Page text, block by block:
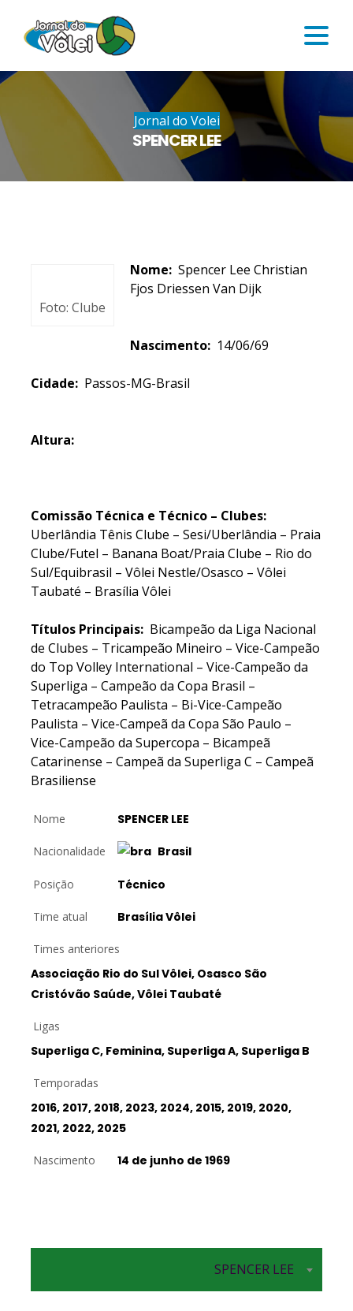
Jornal do Volei
SPENCER LEE
Foto: Clube
Nome: Spencer Lee Christian
Fjos Driessen Van Dijk
Nascimento: 14/06/69
Cidade: Passos-MG-Brasil
Altura:
Comissão Técnica e Técnico – Clubes:
Uberlândia Tênis Clube – Sesi/Uberlândia – Praia
Clube/Futel – Banana Boat/Praia Clube – Rio do
Sul/Equibrasil – Vôlei Nestle/Osasco – Vôlei
Taubaté – Brasília Vôlei
Títulos Principais: Bicampeão da Liga Nacional
de Clubes – Tricampeão Mineiro – Vice-Campeão
do Top Volley International – Vice-Campeão da
Superliga – Campeão da Copa Brasil –
Tetracampeão Paulista – Bi-Vice-Campeão
Paulista – Vice-Campeã da Copa São Paulo –
Vice-Campeão da Supercopa – Bicampeã
Catarinense – Campeã da Superliga C – Campeã
Brasiliense
Nome SPENCER LEE
Nacionalidade Brasil
Posição Técnico
Time atual Brasília Vôlei
Times anteriores
Associação Rio do Sul Vôlei, Osasco São
Cristóvão Saúde, Vôlei Taubaté
Ligas
Superliga C, Feminina, Superliga A, Superliga B
Temporadas
2016, 2017, 2018, 2023, 2024, 2015, 2019, 2020,
2021, 2022, 2025
Nascimento 14 de junho de 1969
SPENCER LEE